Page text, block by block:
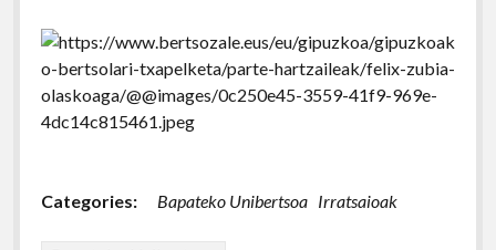
Categories: Bapateko Unibertsoa Irratsaioak